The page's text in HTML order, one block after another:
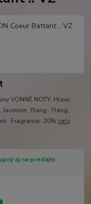
VONNÉ NOTY: Hlavy:
Ylang- Ylang,
Fragrance: 20% celý
aj na predajni